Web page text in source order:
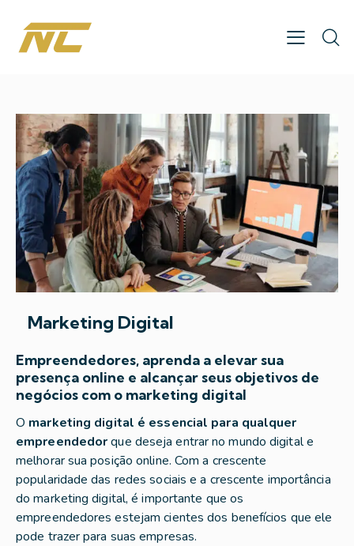
Marketing Digital
Empreendedores, aprenda a elevar sua
presença online e alcançar seus objetivos de
negócios com o marketing digital
O marketing digital é essencial para qualquer
empreendedorque deseja entrar no mundo digital e
melhorar sua posição online. Com a crescente
popularidade das redes sociais e a crescente importância
do marketing digital, é importante que os
empreendedores estejam cientes dos benefícios que ele
pode trazer para suas empresas.